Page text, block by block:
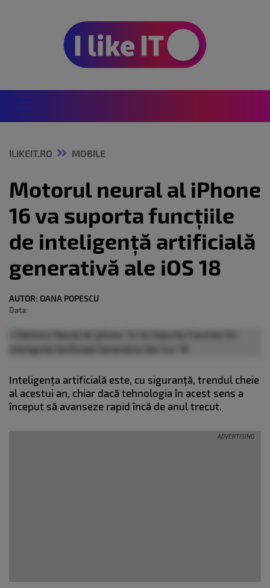
ILIKEIT.RO MOBILE
Motorul neural al iPhone
16 va suporta funcțiile
de inteligență artificială
generativă ale iOS 18
AUTOR: OANA POPESCU
Data:
Inteligența artificială este, cu siguranță, trendul cheie
al acestui an, chiar dacă tehnologia în acest sens a
început să avanseze rapid încă de anul trecut.